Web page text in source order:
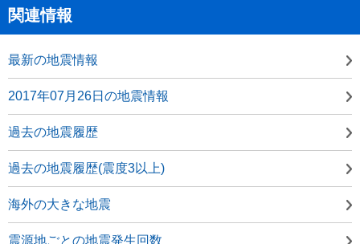
関連情報
最新の地震情報
2017年07月26日の地震情報
過去の地震履歴
過去の地震履歴(震度3以上)
海外の大きな地震
震源地ごとの地震発生回数